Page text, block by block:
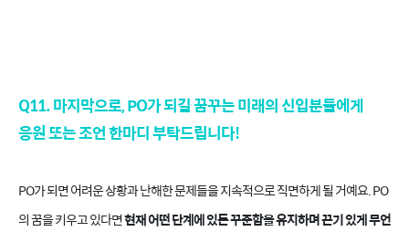
Q11. 마지막으로, PO가 되길 꿈꾸는 미래의 신입분들에게
응원 또는 조언 한마디 부탁드립니다!
PO가 되면 어려운 상황과 난해한 문제들을 지속적으로 직면하게 될 거예요. PO
의 꿈을 키우고 있다면현재 어떤 단계에 있든 꾸준함을 유지하며 끈기 있게 무언